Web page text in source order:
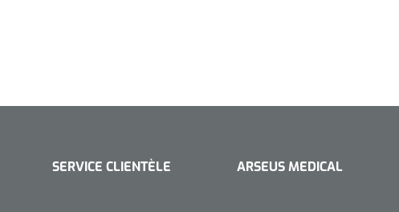
SERVICE CLIENTÈLE ARSEUS MEDICAL